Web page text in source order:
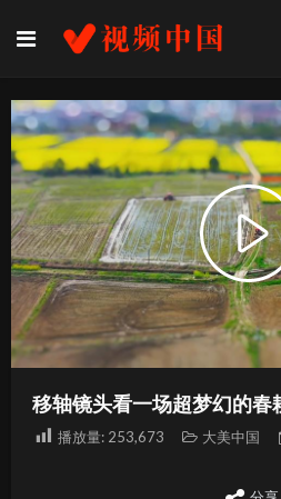
移轴镜头看一场超梦幻的春
播放量: 253,673 大美中国